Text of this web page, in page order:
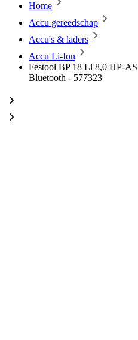
Home
Accu gereedschap
Accu's & laders
Accu Li-Ion
Festool BP 18 Li 8,0 HP-
Bluetooth - 577323